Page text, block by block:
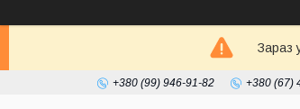
Зараз
+380 (99) 946-91-82 +380 (67)